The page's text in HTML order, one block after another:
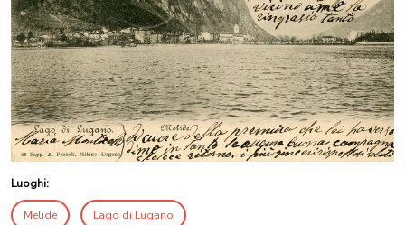
Luoghi:
Melide Lago di Lugano